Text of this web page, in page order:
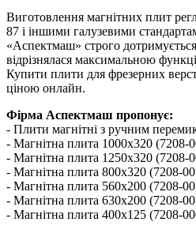
Виготовлення магнітних плит
87 і іншими галузевими
«Аспектмаш» строго
відрізнялася максимальною
Купити плити для фрезерних
ціною онлайн.
Фірма Аспектмаш пропонує:
- Плити магнітні з ручним
- Магнітна плита 1000х320 (7208-
- Магнітна плита 1250х320 (7208-
- Магнітна плита 800х320 (7208-
- Магнітна плита 560х200 (7208-
- Магнітна плита 630х200 (7208-
- Магнітна плита 400х125 (7208-